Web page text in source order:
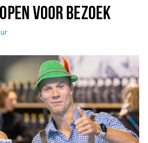
VOOR BEZOEK